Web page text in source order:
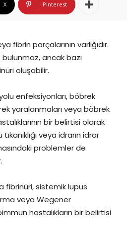
X Pinterest
fibrin parçalarının varlığıdır.
ancak bazı
oluşabilir.
enfeksiyonları, böbrek
yaralanmaları veya böbrek
bir belirtisi olarak
veya idrarın idrar
problemler de
fibrinüri, sistemik lupus
veya Wegener
hastalıkların bir belirtisi